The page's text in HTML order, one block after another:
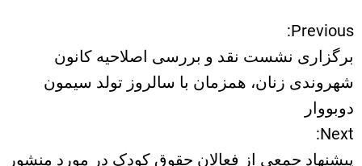
ر
ا
ه
Previous:
برگزاری نشست نقد و بررسی اصلاحیه کانون
شهروندی زنان، همزمان با سالروز تولد سیمون
دوبووار
Next:
پیشنهاد جمعی از فعالان حقوق کودک در مورد منشور